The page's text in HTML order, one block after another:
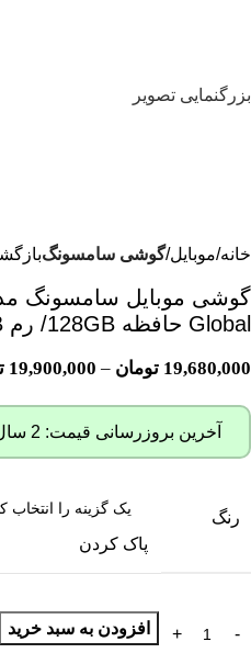
بزرگنمایی تصویر
خانه موبایل گوشی سامسونگ
Global حافظه 128GB/ رم 8GB
19,680,000 تومان –
19,900,000
آخرین بروزرسانی قیمت: 2 سال پیش
رنگ
پاک کردن
افزودن به سبد خرید